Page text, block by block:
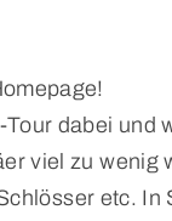
dabei
viel zu
etc.